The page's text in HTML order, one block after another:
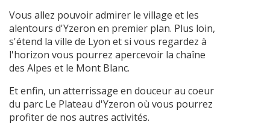
Vous allez pouvoir admirer le village et les
alentours d'Yzeron en premier plan. Plus loin,
s'étend la ville de Lyon et si vous regardez à
l'horizon vous pourrez apercevoir la chaîne
des Alpes et le Mont Blanc.
Et enfin, un atterrissage en douceur au coeur
du parc Le Plateau d'Yzeron où vous pourrez
profiter de nos autres activités.